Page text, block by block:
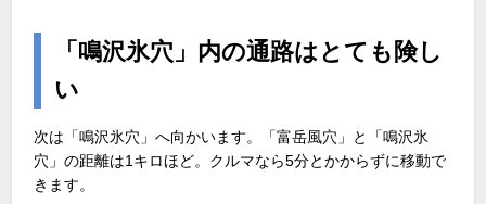
「鳴沢氷穴」内の通路はとても険し
い
次は「鳴沢氷穴」へ向かいます。「富岳風穴」と「鳴沢氷
穴」の距離は1キロほど。クルマなら5分とかからずに移動で
きます。